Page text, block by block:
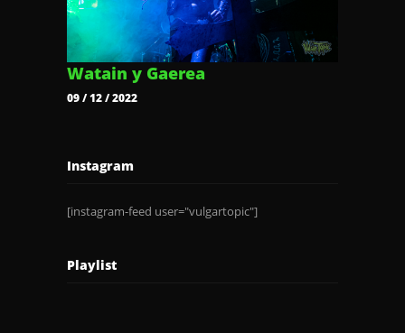
Watain y Gaerea
09 / 12 / 2022
Instagram
[instagram-feed user="vulgartopic"]
Playlist